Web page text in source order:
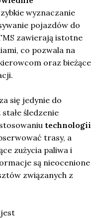
wyznaczanie
pojazdów do
zawierają istotne
co pozwala na
oraz bieżące
się jedynie do
śledzenie
technologii
trasy, a
zużycia paliwa i
są nieocenione
związanych z